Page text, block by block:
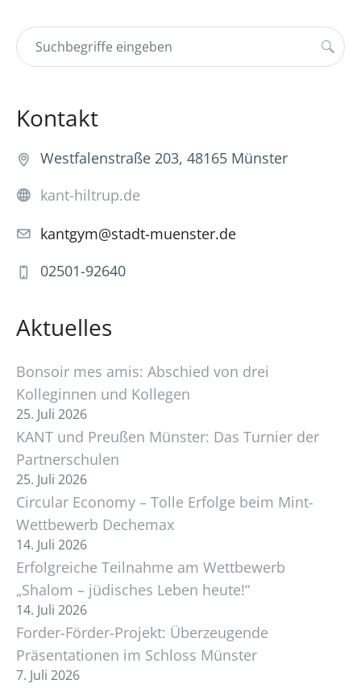
Kontakt
Westfalenstraße 203, 48165 Münster
kant-hiltrup.de
kantgym@stadt-muenster.de
02501-92640
Aktuelles
Bonsoir mes amis: Abschied von drei
Kolleginnen und Kollegen
25. Juli 2026
KANT und Preußen Münster: Das Turnier der
Partnerschulen
25. Juli 2026
Circular Economy – Tolle Erfolge beim Mint-
Wettbewerb Dechemax
14. Juli 2026
Erfolgreiche Teilnahme am Wettbewerb
„Shalom – jüdisches Leben heute!“
14. Juli 2026
Forder-Förder-Projekt: Überzeugende
Präsentationen im Schloss Münster
7. Juli 2026